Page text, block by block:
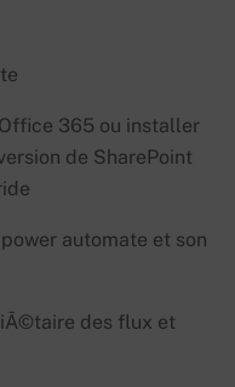
365 ou installer
de SharePoint
automate et son
des flux et